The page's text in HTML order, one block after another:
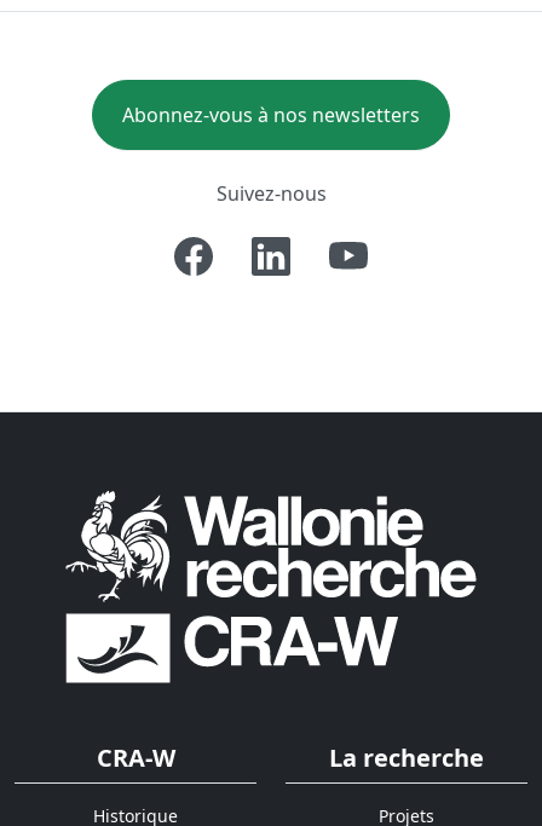
Abonnez-vous à nos newsletters
Suivez-nous
CRA-W
Historique
La recherche
Projets